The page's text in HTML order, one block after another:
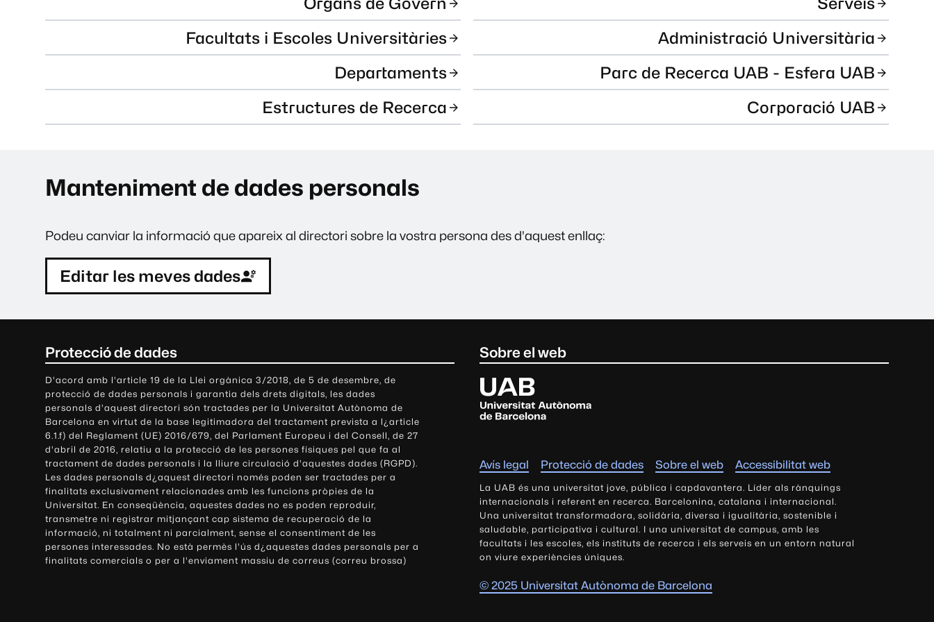
Facultats i Escoles Universitàries
Departaments
Estructures de Recerca
Administració Universitària
Parc de Recerca UAB - Esfera UAB
Corporació UAB
Manteniment de dades personals
Podeu canviar la informació que apareix al directori sobre la vostra persona des d'aquest enllaç:
Editar les meves dades
Protecció de dades
D'acord amb l'article 19 de la Llei orgànica 3/2018, de 5 de desembre, de
protecció de dades personals i garantia dels drets digitals, les dades
personals d'aquest directori són tractades per la Universitat Autònoma de
Barcelona en virtut de la base legitimadora del tractament prevista a l¿article
6.1.f) del Reglament (UE) 2016/679, del Parlament Europeu i del Consell, de 27
d'abril de 2016, relatiu a la protecció de les persones físiques pel que fa al
tractament de dades personals i la lliure circulació d'aquestes dades (RGPD).
Les dades personals d¿aquest directori només poden ser tractades per a
finalitats exclusivament relacionades amb les funcions pròpies de la
Universitat. En conseqüència, aquestes dades no es poden reproduir,
transmetre ni registrar mitjançant cap sistema de recuperació de la
informació, ni totalment ni parcialment, sense el consentiment de les
persones interessades. No està permès l'ús d¿aquestes dades personals per a
finalitats comercials o per a l'enviament massiu de correus (correu brossa)
Sobre el web
U
n
i
s
i
t
a
t
A
u
t
ò
Avís legal Protecció de dades Sobre el web Accessibilitat web
La UAB és una universitat jove, pública i capdavantera. Líder als rànquings
internacionals i referent en recerca. Barcelonina, catalana i internacional.
Una universitat transformadora, solidària, diversa i igualitària, sostenible i
saludable, participativa i cultural. I una universitat de campus, amb les
facultats i les escoles, els instituts de recerca i els serveis en un entorn natural
on viure experiències úniques.
© 2025 Universitat Autònoma de Barcelona